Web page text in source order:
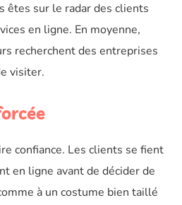
êtes sur le radar des clients
en ligne. En moyenne,
recherchent des entreprises
visiter.
confiance. Les clients se fient
en ligne avant de décider de
à un costume bien taillé